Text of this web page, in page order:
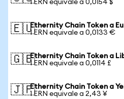
1 ERN equivale a 0,0154 $
🇪🇺Ethernity Chain Token a
1 ERN equivale a 0,0133 €
🇬🇧Ethernity Chain Token a
1 ERN equivale a 0,0114 £
🇯🇵Ethernity Chain Token a
1 ERN equivale a 2,43 ¥